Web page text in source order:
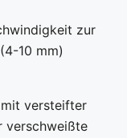
zur
10 mm)
versteifter
verschweißte